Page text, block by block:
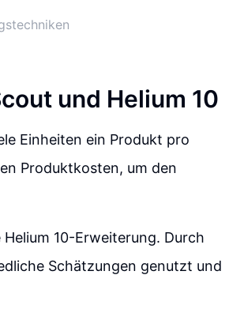
und Helium 10
Einheiten ein Produkt pro
Produktkosten, um den
10-Erweiterung. Durch
Schätzungen genutzt und